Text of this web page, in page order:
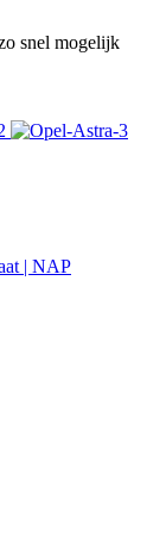
snel mogelijk
| NAP